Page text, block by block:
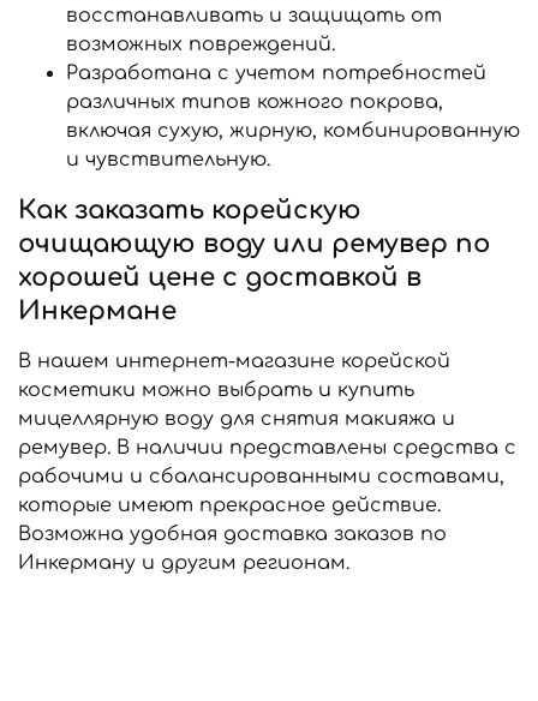
восстанавливать и защищать от
возможных повреждений.
Разработана с учетом потребностей
различных типов кожного покрова,
включая сухую, жирную, комбинированную
и чувствительную.
Как заказать корейскую
очищающую воду или ремувер по
хорошей цене с доставкой в
Инкермане
В нашем интернет-магазине корейской
косметики можно выбрать и купить
мицеллярную воду для снятия макияжа и
ремувер. В наличии представлены средства с
рабочими и сбалансированными составами,
которые имеют прекрасное действие.
Возможна удобная доставка заказов по
Инкерману и другим регионам.